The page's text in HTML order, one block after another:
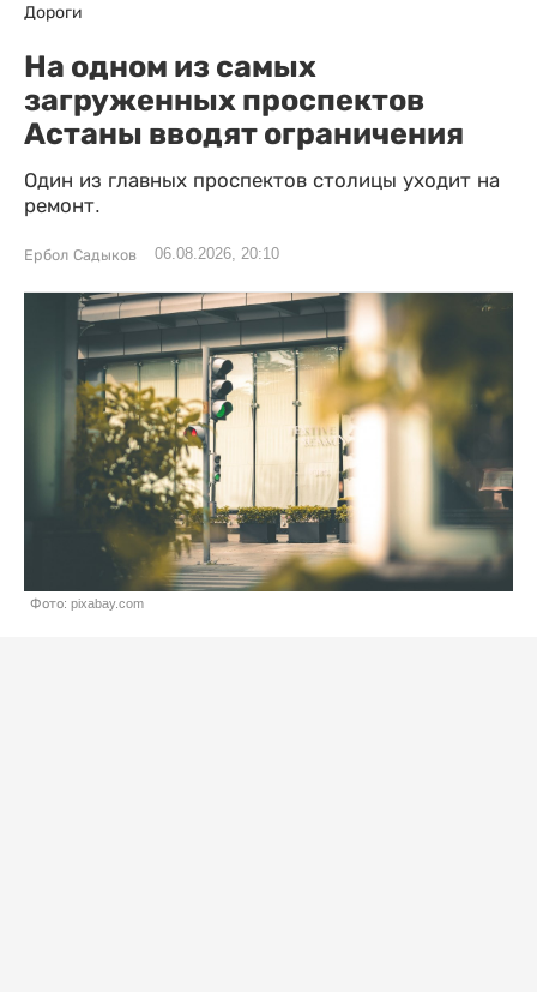
Дороги
На одном из самых
загруженных проспектов
Астаны вводят ограничения
Один из главных проспектов столицы уходит на
ремонт.
Ербол Садыков 06.08.2026, 20:10
Фото: pixabay.com